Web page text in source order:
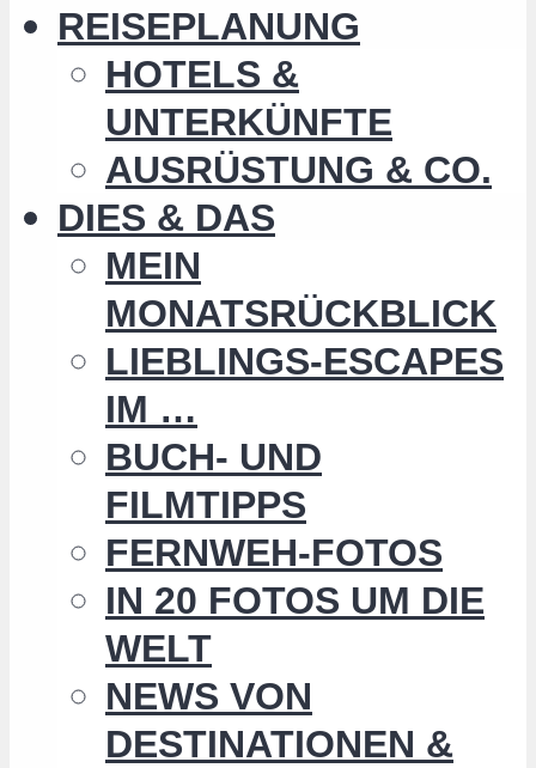
REISEPLANUNG
HOTELS &
UNTERKÜNFTE
AUSRÜSTUNG & CO.
DIES & DAS
MEIN
MONATSRÜCKBLICK
LIEBLINGS-ESCAPES
IM …
BUCH- UND
FILMTIPPS
FERNWEH-FOTOS
IN 20 FOTOS UM DIE
WELT
NEWS VON
DESTINATIONEN &